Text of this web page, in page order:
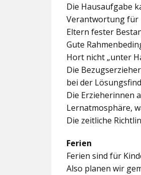
Die Hausaufgabe
Verantwortung für
Eltern fester
Gute
Hort nicht „unter
Die
bei der
Die Erzieherinnen
Lernatmosphäre,
Die zeitliche
Ferien
Ferien sind für
Also planen wir